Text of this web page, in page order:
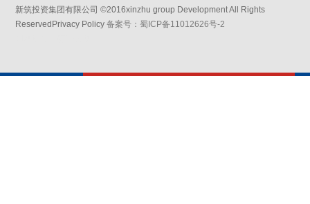
新筑投资集团有限公司 ©2016xinzhu group Development All Rights
ReservedPrivacy Policy备案号：蜀ICP备11012626号-2